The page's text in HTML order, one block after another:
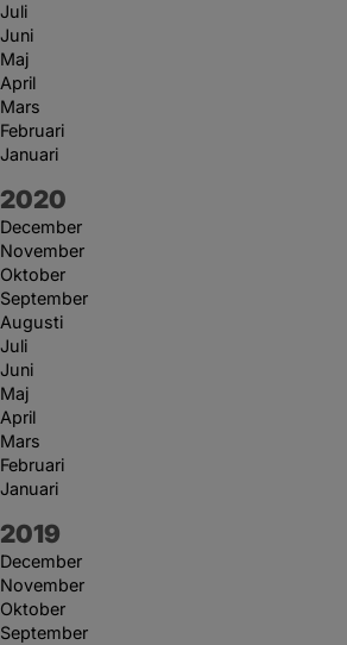
Juli
Juni
Maj
April
Mars
Februari
Januari
År:
2020
December
November
Oktober
September
Augusti
Juli
Juni
Maj
April
Mars
Februari
Januari
År:
2019
December
November
Oktober
September